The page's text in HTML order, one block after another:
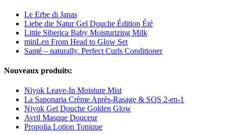
Le Erbe di Janas
Liebe die Natur Gel Douche Édition Été
Little Siberica Baby Moisturizing Milk
minLen From Head to Glow Set
Santé – naturally. Perfect Curls Conditioner
Nouveaux produits:
Niyok Leave-In Moisture Mist
La Saponaria Crème Après-Rasage & SOS 2-en-1
Niyok Gel Douche Golden Glow
Avril Masque Douceur
Propolia Lotion Tonique